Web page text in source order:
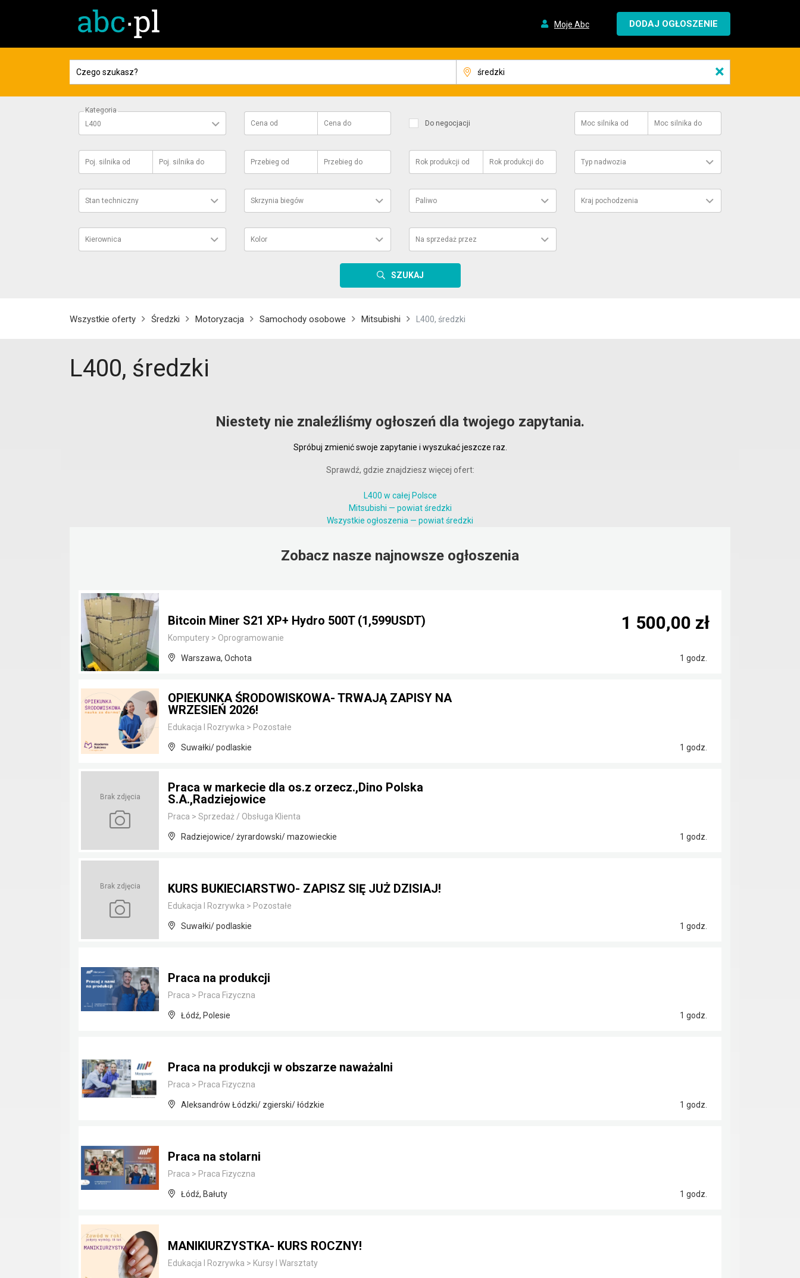
Moje Abc DODAJ OGŁOSZENIE
×
Kategoria
L400
Cena od Cena do Do negocjacji Moc silnika od Moc silnika do
Poj. silnika od Poj. silnika do Przebieg od Przebieg do Rok produkcji od Rok produkcji do Typ nadwozia
Stan techniczny Skrzynia biegów Paliwo Kraj pochodzenia
Kierownica Kolor Na sprzedaż przez
SZUKAJ
Wszystkie oferty Średzki Motoryzacja Samochody osobowe Mitsubishi L400, średzki
L400, średzki
Niestety nie znaleźliśmy ogłoszeń dla twojego zapytania.
Spróbuj zmienić swoje zapytanie i wyszukać jeszcze raz.
Sprawdź, gdzie znajdziesz więcej ofert:
L400 w całej Polsce
Mitsubishi — powiat średzki
Wszystkie ogłoszenia — powiat średzki
Zobacz nasze najnowsze ogłoszenia
Bitcoin Miner S21 XP+ Hydro 500T (1,599USDT)
Komputery > Oprogramowanie
Warszawa, Ochota 1 godz.
1 500,00 zł
OPIEKUNKA ŚRODOWISKOWA- TRWAJĄ ZAPISY NA
WRZESIEŃ 2026!
Edukacja I Rozrywka > Pozostałe
Suwałki/ podlaskie 1 godz.
Brak zdjęcia
Praca w markecie dla os.z orzecz.,Dino Polska
S.A.,Radziejowice
Praca > Sprzedaż / Obsługa Klienta
Radziejowice/ żyrardowski/ mazowieckie 1 godz.
Brak zdjęcia KURS BUKIECIARSTWO- ZAPISZ SIĘ JUŻ DZISIAJ!
Edukacja I Rozrywka > Pozostałe
Suwałki/ podlaskie 1 godz.
Praca na produkcji
Praca > Praca Fizyczna
Łódź, Polesie 1 godz.
Praca na produkcji w obszarze naważalni
Praca > Praca Fizyczna
Aleksandrów Łódzki/ zgierski/ łódzkie 1 godz.
Praca na stolarni
Praca > Praca Fizyczna
Łódź, Bałuty 1 godz.
MANIKIURZYSTKA- KURS ROCZNY!
Edukacja I Rozrywka > Kursy I Warsztaty